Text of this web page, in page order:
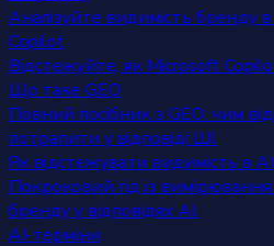
Аналізуйте видимість бренду
Copilot
Відстежуйте, як Microsoft
Що таке GEO
Повний посібник з GEO: чим
потрапити у відповіді ШІ.
Як відстежувати видимість в AI
Покроковий гід із
бренду у відповідях AI.
AI-терміни